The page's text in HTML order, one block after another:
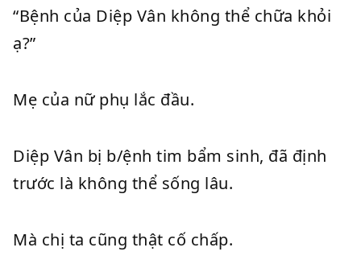
“Bệnh của Diệp Vân không thể chữa khỏi
ạ?”
Mẹ của nữ phụ lắc đầu.
Diệp Vân bị b/ệnh tim bẩm sinh, đã định
trước là không thể sống lâu.
Mà chị ta cũng thật cố chấp.